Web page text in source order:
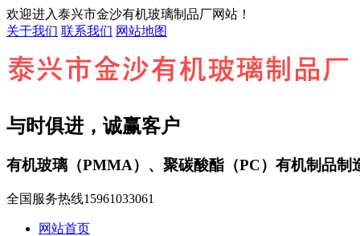
欢迎进入泰兴市金沙有机玻璃制品厂网站！
关于我们 联系我们 网站地图
与时俱进，诚赢客户
有机玻璃（PMMA）、聚碳酸酯（PC）有机制品制
全国服务热线15961033061
网站首页